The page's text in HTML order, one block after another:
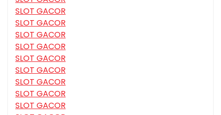
SLOT GACOR
SLOT GACOR
SLOT GACOR
SLOT GACOR
SLOT GACOR
SLOT GACOR
SLOT GACOR
SLOT GACOR
SLOT GACOR